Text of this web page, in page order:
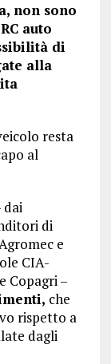
non sono
auto
di
alla
resta
al
dai
di
e
CIA-
Copagri –
che
rispetto a
dagli